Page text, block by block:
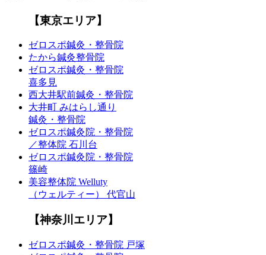
【東京エリア】
ゼロスポ鍼灸・整骨院
たから鍼灸整骨院
ゼロスポ鍼灸・整骨院
喜多見
西大井駅前鍼灸・整骨院
大井町 みはらし通り
鍼灸・整骨院
ゼロスポ鍼灸院・整骨院
／整体院 石川台
ゼロスポ鍼灸院・整骨院
篠崎
美容整体院 Welluty
（ウェルティー） 代官山
【神奈川エリア】
ゼロスポ鍼灸・整骨院 戸塚